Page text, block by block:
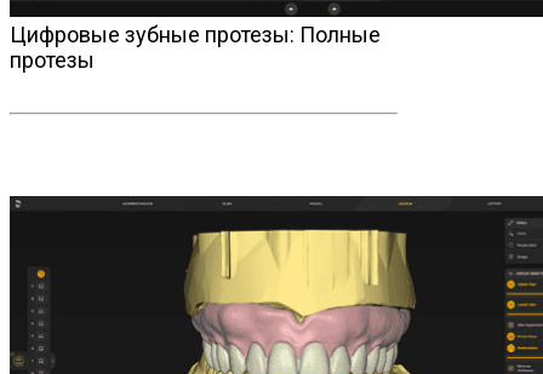
Цифровые зубные протезы: Полные
протезы